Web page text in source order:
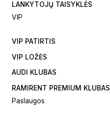
LANKYTOJŲ TAISYKLĖS
VIP
VIP PATIRTIS
VIP LOŽĖS
AUDI KLUBAS
RAMIRENT PREMIUM KLUBAS
Paslaugos